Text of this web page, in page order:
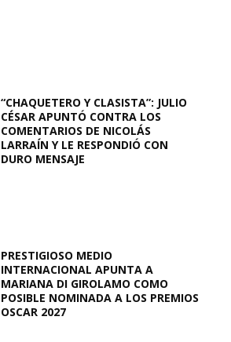
“CHAQUETERO Y CLASISTA”: JULIO
CÉSAR APUNTÓ CONTRA LOS
COMENTARIOS DE NICOLÁS
LARRAÍN Y LE RESPONDIÓ CON
DURO MENSAJE
PRESTIGIOSO MEDIO
INTERNACIONAL APUNTA A
MARIANA DI GIROLAMO COMO
POSIBLE NOMINADA A LOS PREMIOS
OSCAR 2027